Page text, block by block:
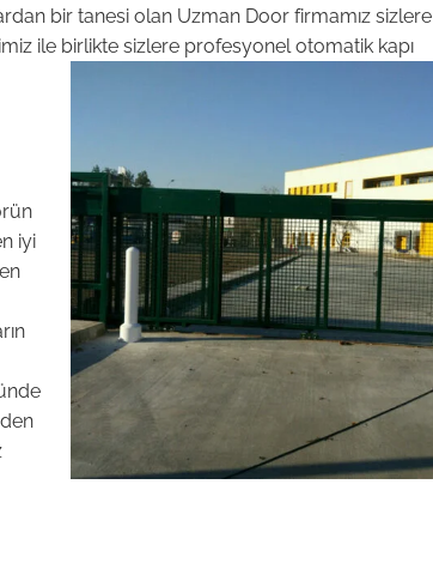
bir tanesi olan Uzman Door firmamız sizlere
ile birlikte sizlere profesyonel otomatik kapı
iyi